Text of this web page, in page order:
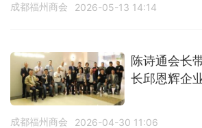
成都福州商会 2026-05-13 14:14
陈诗通会长
长邱恩辉企
成都福州商会 2026-04-30 11:06